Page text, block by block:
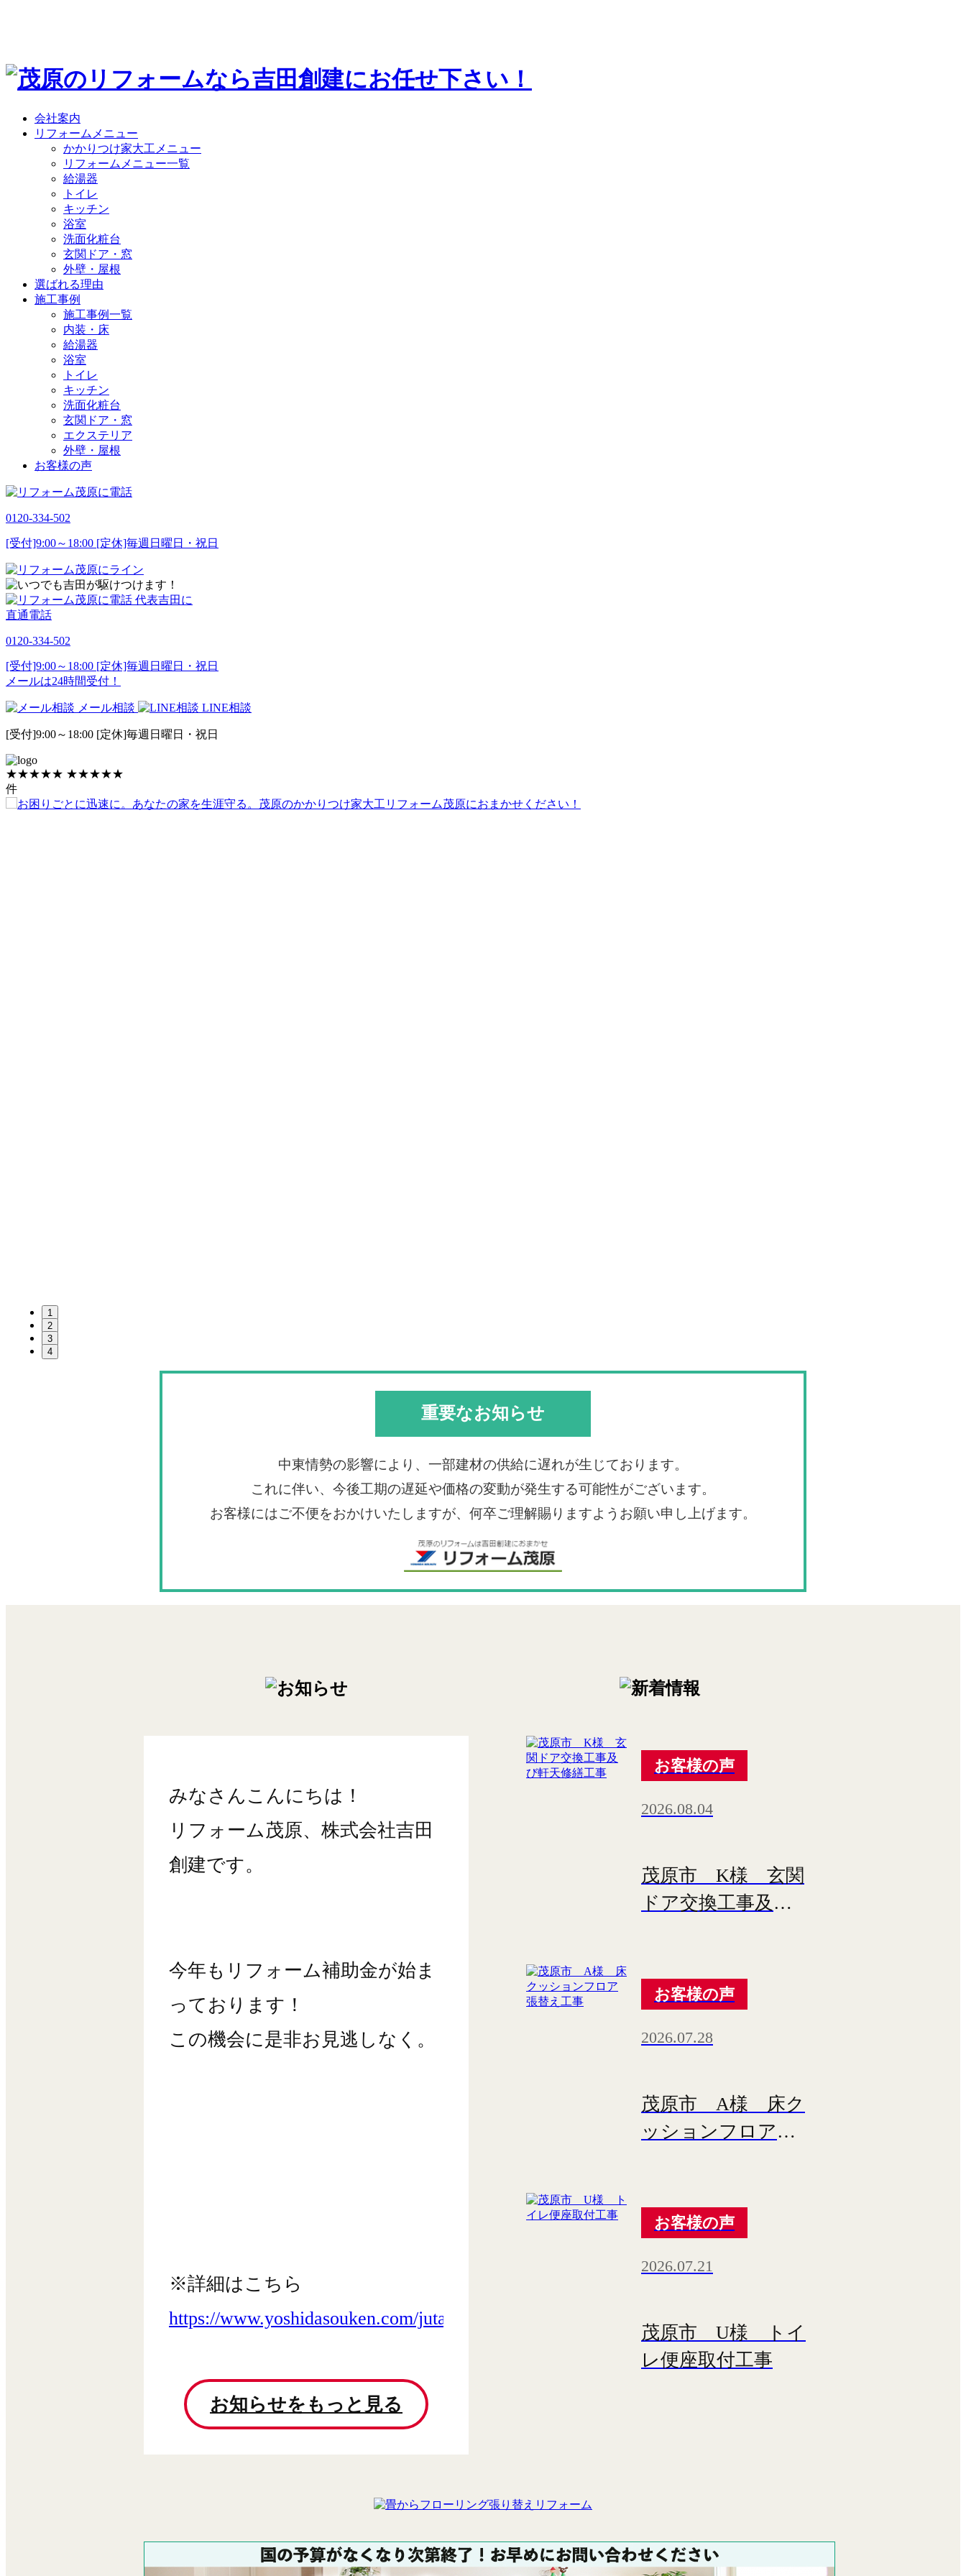
会社案内
リフォームメニュー
かかりつけ家大工メニュー
リフォームメニュー一覧
給湯器
トイレ
キッチン
浴室
洗面化粧台
玄関ドア・窓
外壁・屋根
選ばれる理由
施工事例
施工事例一覧
内装・床
給湯器
浴室
トイレ
キッチン
洗面化粧台
玄関ドア・窓
エクステリア
外壁・屋根
お客様の声
0120-334-502
[受付]9:00～18:00 [定休]毎週日曜日・祝日
代表吉田に
直通電話
0120-334-502
[受付]9:00～18:00 [定休]毎週日曜日・祝日
メールは24時間受付！
メール相談 LINE相談
[受付]9:00～18:00 [定休]毎週日曜日・祝日
★★★★★ ★★★★★
件
1
2
3
4
重要なお知らせ
中東情勢の影響により、一部建材の供給に遅れが生じております。
これに伴い、今後工期の遅延や価格の変動が発生する可能性がございます。
お客様にはご不便をおかけいたしますが、何卒ご理解賜りますようお願い申し上げます。
みなさんこんにちは！
リフォーム茂原、株式会社吉田
創建です。
今年もリフォーム補助金が始ま
っております！
この機会に是非お見逃しなく。
※詳細はこちら
https://www.yoshidasouken.com/jutakushoene/
お知らせをもっと見る
お客様の声
2026.08.04
茂原市 K様 玄関
ドア交換工事及び
お客様の声
2026.07.28
茂原市 A様 床ク
ッションフロア張
お客様の声
2026.07.21
茂原市 U様 トイ
レ便座取付工事